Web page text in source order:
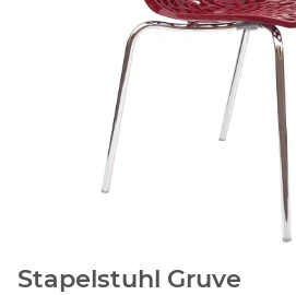
Stapelstuhl Gruve